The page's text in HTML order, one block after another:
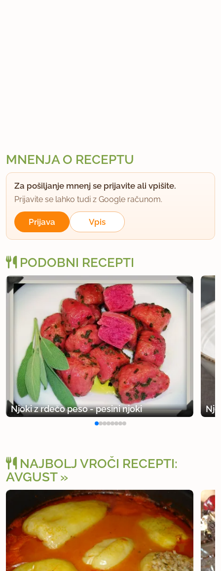
MNENJA O RECEPTU
Za pošiljanje mnenj se prijavite ali vpišite.
Prijavite se lahko tudi z Google računom.
Prijava Vpis
PODOBNI RECEPTI
Njoki z rdečo peso - pesini njoki
NAJBOLJ VROČI RECEPTI:
AVGUST